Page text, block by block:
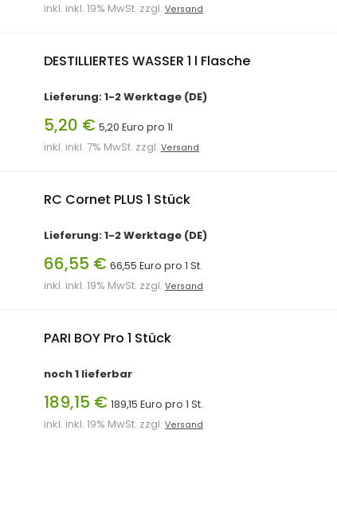
inkl. inkl. 19% MwSt. zzgl. Versand
DESTILLIERTES WASSER 1 l Flasche
Lieferung: 1-2 Werktage (DE)
5,20 € 5,20 Euro pro 1l
inkl. inkl. 7% MwSt. zzgl. Versand
RC Cornet PLUS 1 Stück
Lieferung: 1-2 Werktage (DE)
66,55 € 66,55 Euro pro 1 St.
inkl. inkl. 19% MwSt. zzgl. Versand
PARI BOY Pro 1 Stück
noch 1 lieferbar
189,15 € 189,15 Euro pro 1 St.
inkl. inkl. 19% MwSt. zzgl. Versand